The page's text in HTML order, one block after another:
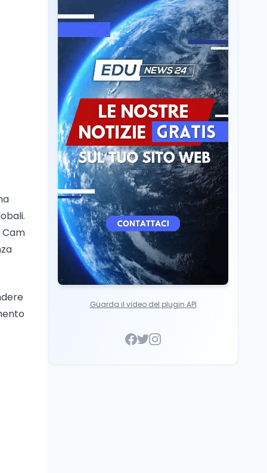
Cam
Camere in ferie,
riapertura il 9
settembre tra legge
elettorale e Rai. La
premier Meloni attesa a
Bari il 4 settembre per
celebrare il governo più
longevo dell’Italia
repubblicana
Cultura7 ago
Ravenna, il settembre
dantesco nel 705°
anniversario della morte
del Sommo Poeta
Cultura 7 ago
Franca Ghitti a Santa
Giulia: il quarto capitolo
dei Palcoscenici
Guarda il video del plugin API